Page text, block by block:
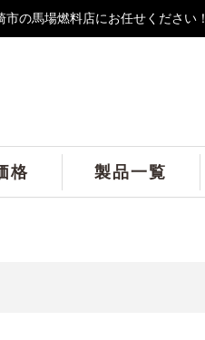
の馬場燃料店にお任せください！
格 製品一覧